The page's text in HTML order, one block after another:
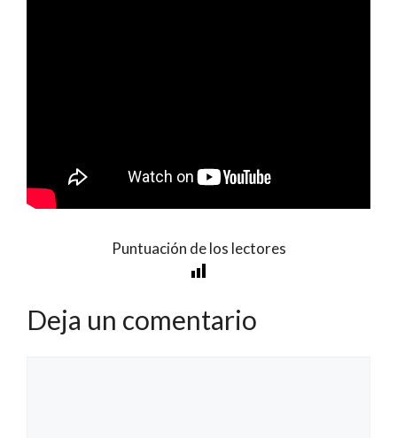
Puntuación de los lectores
Deja un comentario